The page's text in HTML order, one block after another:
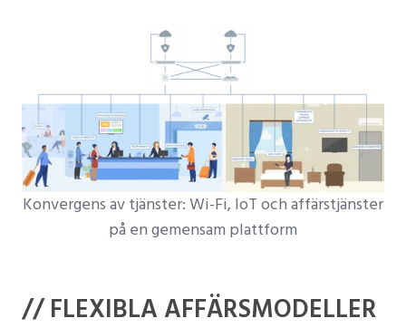
Konvergens av tjänster: Wi-Fi, IoT och affärstjänster
på en gemensam plattform
// FLEXIBLA AFFÄRSMODELLER